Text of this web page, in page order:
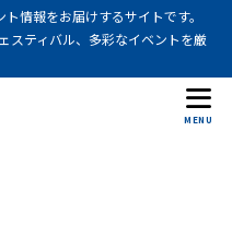
ト情報をお届けするサイトです。
スティバル、多彩なイベントを厳
MENU